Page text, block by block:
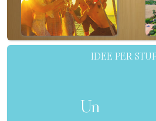
IDEE PER
Un